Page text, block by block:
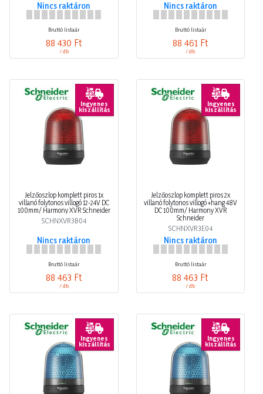
Nincs raktáron
Bruttó listaár
88 430 Ft
/ db
Nincs raktáron
Bruttó listaár
88 461 Ft
/ db
Ingyenes
kiszállítás
Jelzőoszlop komplett piros 1x
villanó folytonos villogó 12-24V DC
100mm/ Harmony XVR Schneider
SCHNXVR3B04
Nincs raktáron
Bruttó listaár
88 463 Ft
/ db
Ingyenes
kiszállítás
Jelzőoszlop komplett piros 2x
villanó folytonos villogó +hang 48V
DC 100mm/ Harmony XVR
Schneider
SCHNXVR3E04
Nincs raktáron
Bruttó listaár
88 463 Ft
/ db
Ingyenes
kiszállítás
Ingyenes
kiszállítás